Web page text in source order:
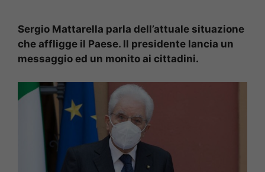
Sergio Mattarella parla dell’attuale situazione
che affligge il Paese. Il presidente lancia un
messaggio ed un monito ai cittadini.